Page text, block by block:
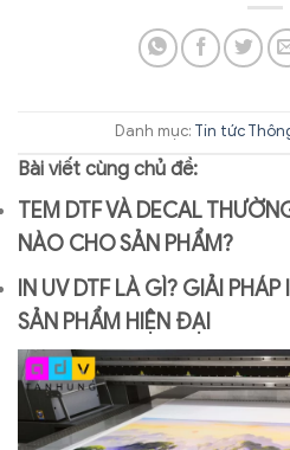
Danh mục: Tin tức
Bài viết cùng chủ đề:
TEM DTF VÀ DECAL
NÀO CHO SẢN PHẨM?
IN UV DTF LÀ GÌ? GIẢI
SẢN PHẨM HIỆN ĐẠI